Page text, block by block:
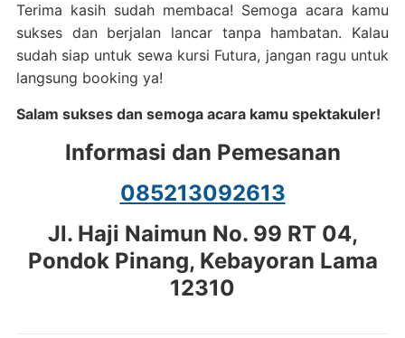
Terima kasih sudah membaca! Semoga acara kamu
sukses dan berjalan lancar tanpa hambatan. Kalau
sudah siap untuk sewa kursi Futura, jangan ragu untuk
langsung booking ya!
Salam sukses dan semoga acara kamu spektakuler!
Informasi dan Pemesanan
085213092613
Jl. Haji Naimun No. 99 RT 04,
Pondok Pinang, Kebayoran Lama
12310